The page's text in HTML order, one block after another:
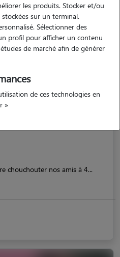
chouchouter nos amis à 4...
les produits. Stocker et/ou
sur un terminal.
Sélectionner des
profil pour afficher un contenu
de marché afin de générer
de ces technologies en
»